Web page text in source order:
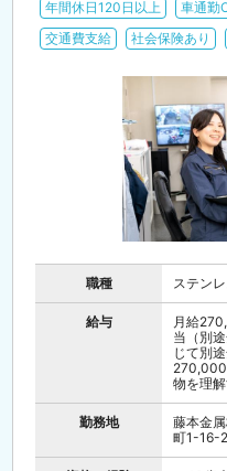
年間休日120日以上 車通勤
交通費支給
社会保険あり
職種 ステン
給与
月給
当（別
じて別
物を理
勤務地
藤本金
町1-16-